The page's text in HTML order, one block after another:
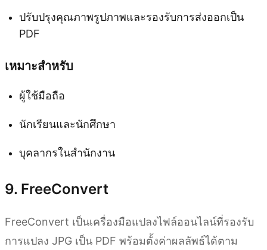
ปรับปรุงคุณภาพรูปภาพและรองรับการส่งออกเป็น
PDF
เหมาะสำหรับ
ผู้ใช้มือถือ
นักเรียนและนักศึกษา
บุคลากรในสำนักงาน
9. FreeConvert
FreeConvert เป็นเครื่องมือแปลงไฟล์ออนไลน์ที่รองรับ
การแปลง JPG เป็น PDF พร้อมตั้งค่าผลลัพธ์ได้ตาม